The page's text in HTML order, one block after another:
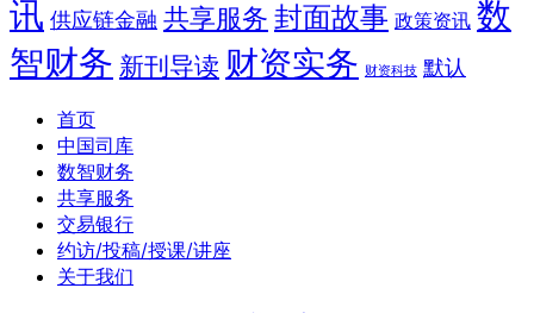
讯 供应链金融 共享服务 封面故事 政策资讯 数
智财务 新刊导读 财资实务 财资科技 默认
首页
中国司库
数智财务
共享服务
交易银行
约访/投稿/授课/讲座
关于我们